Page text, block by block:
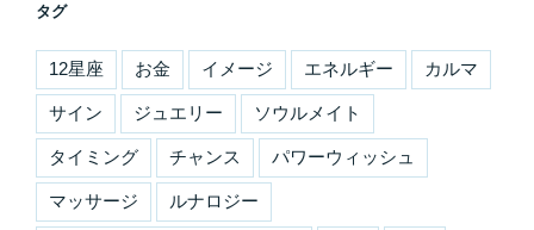
タグ
12星座 お金 イメージ エネルギー カルマ
サイン ジュエリー ソウルメイト
タイミング チャンス パワーウィッシュ
マッサージ ルナロジー